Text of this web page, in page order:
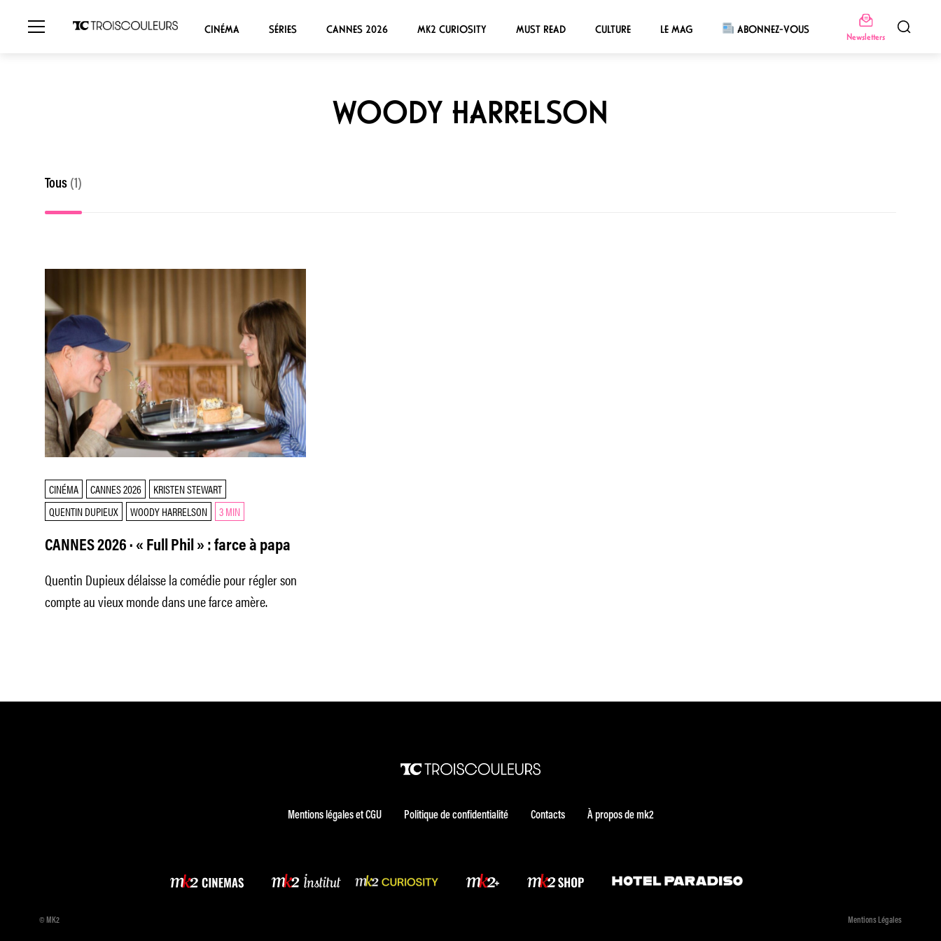
CINÉMA SÉRIES CANNES 2026 MK2 CURIOSITY MUST READ CULTURE LE MAG ABONNEZ-VOUS
Newsletters
WOODY HARRELSON
Tous (1)
CINÉMA CANNES 2026
KRISTEN STEWART
QUENTIN DUPIEUX
WOODY HARRELSON 3 MIN
CANNES 2026 · « Full Phil » : farce à papa
Quentin Dupieux délaisse la comédie pour régler son
compte au vieux monde dans une farce amère.
Mentions légales et CGU Politique de confidentialité Contacts À propos de mk2
© MK2 Mentions Légales